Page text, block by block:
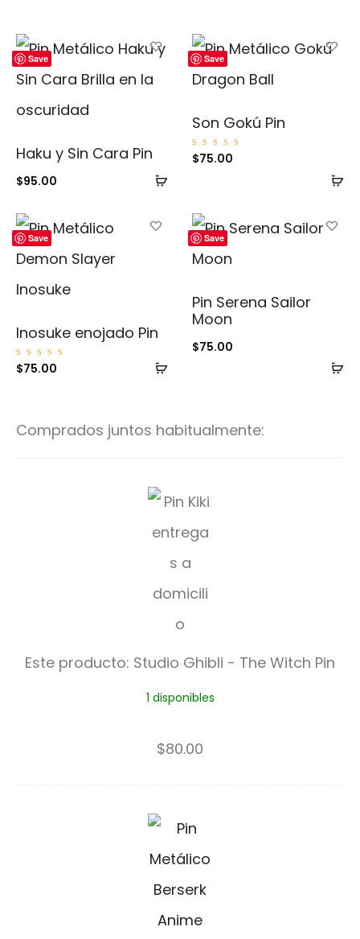
Save
Añadir
carrito
Haku y Sin Cara Pin
$95.00
Save
Son Gokú Pin
Valorad
o con
$75.00
Save
Añadir
Inosuke enojado Pin
Valorad
o con
$75.00
Save
Pin Serena Sailor
Moon
$75.00
Comprados juntos habitualmente:
S
t
u
d
i
h
i
i
-
T
h
Este producto: Studio Ghibli - The Witch Pin
1 disponibles
$80.00
B
e
r
s